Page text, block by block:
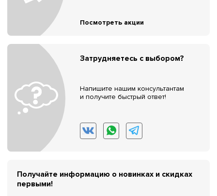
Посмотреть акции
Затрудняетесь с выбором?
Напишите нашим консультантам
и получите быстрый ответ!
Получайте информацию о новинках и скидках
первыми!